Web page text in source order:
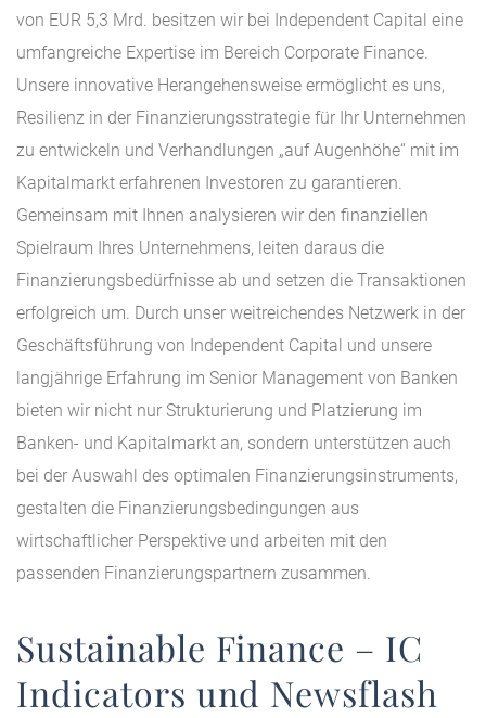
von EUR 5,3 Mrd. besitzen wir bei Independent Capital eine
umfangreiche Expertise im Bereich Corporate Finance.
Unsere innovative Herangehensweise ermöglicht es uns,
Resilienz in der Finanzierungsstrategie für Ihr Unternehmen
zu entwickeln und Verhandlungen „auf Augenhöhe“ mit im
Kapitalmarkt erfahrenen Investoren zu garantieren.
Gemeinsam mit Ihnen analysieren wir den finanziellen
Spielraum Ihres Unternehmens, leiten daraus die
Finanzierungsbedürfnisse ab und setzen die Transaktionen
erfolgreich um. Durch unser weitreichendes Netzwerk in der
Geschäftsführung von Independent Capital und unsere
langjährige Erfahrung im Senior Management von Banken
bieten wir nicht nur Strukturierung und Platzierung im
Banken- und Kapitalmarkt an, sondern unterstützen auch
bei der Auswahl des optimalen Finanzierungsinstruments,
gestalten die Finanzierungsbedingungen aus
wirtschaftlicher Perspektive und arbeiten mit den
passenden Finanzierungspartnern zusammen.
Sustainable Finance – IC
Indicators und Newsflash